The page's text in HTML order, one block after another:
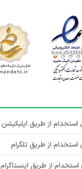
از طریق اپلیکیشن
از طریق تلگرام
از طریق اینستاگرام